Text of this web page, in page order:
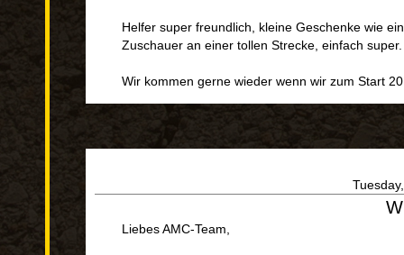
Helfer super freundlich, kleine Geschenke wie
Zuschauer an einer tollen Strecke, einfach super.
Wir kommen gerne wieder wenn wir zum Start
Liebes AMC-Team,